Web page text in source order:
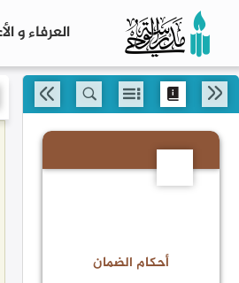
العرفاء و
أحكام الضمان